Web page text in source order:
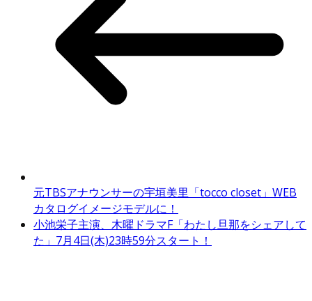
元TBSアナウンサーの宇垣美里「tocco closet」WEB
カタログイメージモデルに！
小池栄子主演、木曜ドラマF「わたし旦那をシェアして
た」7月4日(木)23時59分スタート！